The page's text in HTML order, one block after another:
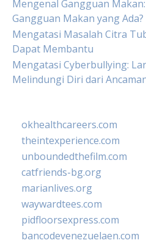
Mengenal Gangguan
Gangguan Makan yang Ada?
Mengatasi Masalah Citra
Dapat Membantu
Mengatasi Cyberbullying:
Melindungi Diri dari
okhealthcareers.com
theintexperience.com
unboundedthefilm.com
catfriends-bg.org
marianlives.org
waywardtees.com
pidfloorsexpress.com
bancodevenezuelaen.com